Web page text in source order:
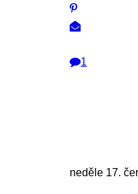
1
neděle 17.